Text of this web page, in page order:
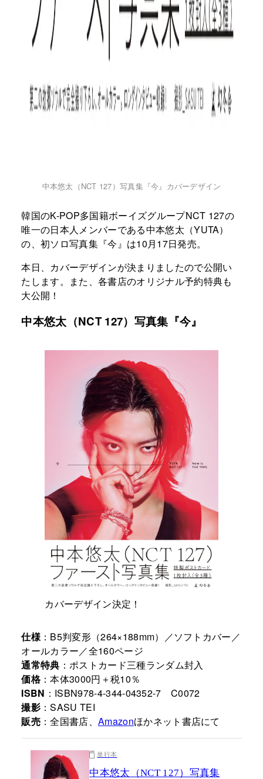
中本悠太（NCT 127）写真集『今』カバーデザイン
韓国のK-POP多国籍ボーイズグループNCT 127の
唯一の日本人メンバーである中本悠太（YUTA）
の、初ソロ写真集『今』は10月17日発売。
本日、カバーデザインが決まりましたので公開い
たします。また、各書店のオリジナル予約特典も
大公開！
中本悠太（NCT 127）写真集『今』
カバーデザイン決定！
仕様：B5判変形（264×188mm）／ソフトカバー／
オールカラー／全160ページ
通常特典 ：ポストカード三種ランダム封入
価格：本体3000円＋税10％
ISBN ：ISBN978-4-344-04352-7 C0072
撮影 ：SASU TEI
販売 ：全国書店、 Amazonほかネット書店にて
単行本
中本悠太（NCT 127）写真集